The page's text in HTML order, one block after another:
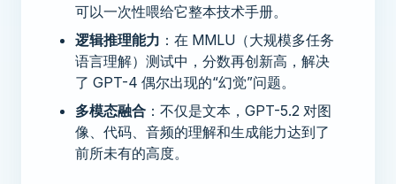
可以一次性喂给它整本技术手册。
逻辑推理能力 ：在 MMLU（大规模多任务
语言理解）测试中，分数再创新高，解决
了 GPT-4 偶尔出现的“幻觉”问题。
多模态融合 ：不仅是文本，GPT-5.2 对图
像、代码、音频的理解和生成能力达到了
前所未有的高度。